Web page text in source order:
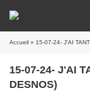
Accueil » 15-07-24- J'AI
15-07-24- J'AI
DESNOS)